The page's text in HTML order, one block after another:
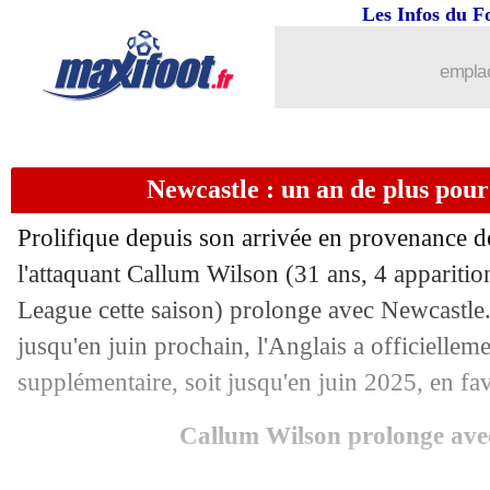
Les Infos du
Newcastle : un an de plus
Prolifique depuis son arrivée en provenance
l'attaquant Callum Wilson (31 ans, 4
League cette saison) prolonge avec
jusqu'en juin prochain, l'Anglais a
supplémentaire, soit jusqu'en juin 2025, en
Callum Wilson prolonge
: le jeu ennuyeux, la promesse
15/09 Barça: Lewandowski ne compte pas
15/09 Demirspor: Balotelli de retour
15/09 Fulham: Palhinha, le Bayern va
15/09 Lorient : Le Bris évoque la situation
15/09 EdF: Todibo lucide sur ses débuts
: Ten Hag justifie ses